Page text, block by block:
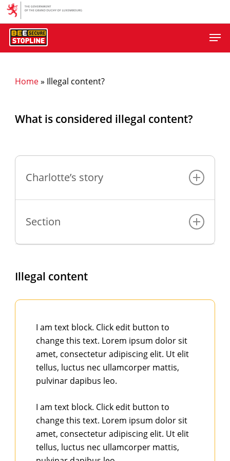
Skip
main
content
Home» Illegal content?
What is considered illegal content?
Charlotte’s story
Marie Collins Foundation, says:
non mauris. Vitae cursus pretium ipsum
sapien, massa proin nulla euismod. Tempus
scelerisque ullamcorper sit viverra. At egestas
morbi porttitor a, ullamcorper arcu.
Vitae elit donec in varius turpis arcu iaculis.
Proin consectetur auctor sit vulputate sit.
Risus nisl nulla vulputate amet, ut tincidunt
nec vitae egestas. Mi libero nulla scelerisque
neque placerat ut pellentesque. Quis ut
pharetra dictumst adipiscing pellentesque.
Section
Illegal content
I am text block. Click edit button to
change this text. Lorem ipsum dolor sit
amet, consectetur adipiscing elit. Ut elit
tellus, luctus nec ullamcorper mattis,
pulvinar dapibus leo.
I am text block. Click edit button to
change this text. Lorem ipsum dolor sit
amet, consectetur adipiscing elit. Ut elit
tellus, luctus nec ullamcorper mattis,